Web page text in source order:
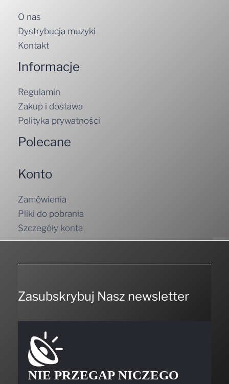
O nas
Dystrybucja muzyki
Kontakt
Informacje
Regulamin
Zakup i dostawa
Polityka prywatności
Polecane
Konto
Zamówienia
Pliki do pobrania
Szczegóły konta
Zasubskrybuj Nasz newsletter
NIE PRZEGAP NICZEGO